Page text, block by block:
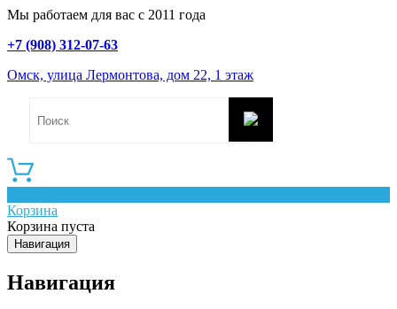
Мы работаем для вас с 2011 года
+7 (908) 312-07-63
Омск, улица Лермонтова, дом 22, 1 этаж
Корзина
Корзина пуста
Навигация
Навигация